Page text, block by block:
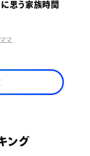
思う家族時間
マ
ング